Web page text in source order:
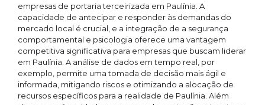
empresas de portaria terceirizada em Paulínia. A
capacidade de antecipar e responder às demandas do
mercado local é crucial, e a integração de a segurança
comportamental e psicologia oferece uma vantagem
competitiva significativa para empresas que buscam liderar
em Paulínia. A análise de dados em tempo real, por
exemplo, permite uma tomada de decisão mais ágil e
informada, mitigando riscos e otimizando a alocação de
recursos específicos para a realidade de Paulínia. Além